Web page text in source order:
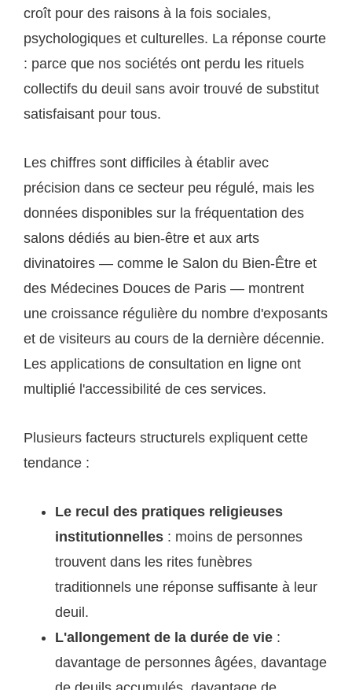
croît pour des raisons à la fois sociales,
psychologiques et culturelles. La réponse courte
: parce que nos sociétés ont perdu les rituels
collectifs du deuil sans avoir trouvé de substitut
satisfaisant pour tous.
Les chiffres sont difficiles à établir avec
précision dans ce secteur peu régulé, mais les
données disponibles sur la fréquentation des
salons dédiés au bien-être et aux arts
divinatoires — comme le Salon du Bien-Être et
des Médecines Douces de Paris — montrent
une croissance régulière du nombre d'exposants
et de visiteurs au cours de la dernière décennie.
Les applications de consultation en ligne ont
multiplié l'accessibilité de ces services.
Plusieurs facteurs structurels expliquent cette
tendance :
Le recul des pratiques religieuses
institutionnelles : moins de personnes
trouvent dans les rites funèbres
traditionnels une réponse suffisante à leur
deuil.
L'allongement de la durée de vie :
davantage de personnes âgées, davantage